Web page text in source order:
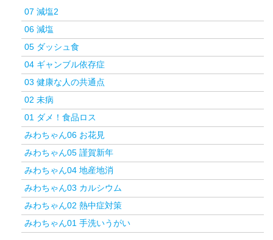
07 減塩2
06 減塩
05 ダッシュ食
04 ギャンブル依存症
03 健康な人の共通点
02 未病
01 ダメ！食品ロス
みわちゃん06 お花見
みわちゃん05 謹賀新年
みわちゃん04 地産地消
みわちゃん03 カルシウム
みわちゃん02 熱中症対策
みわちゃん01 手洗いうがい